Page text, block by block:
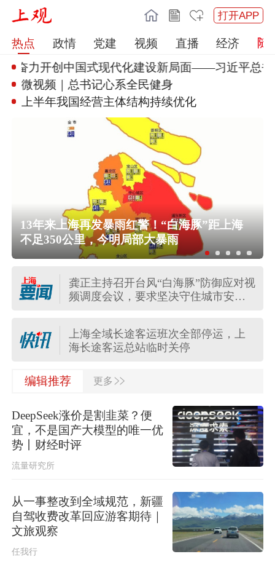
打开APP
热点 政情 党建 视频 直播
经济
力开创中国式现代化建设新局面——习近平总书记
微视频｜总书记心系全民健身
上半年我国经营主体结构持续优化
13年来上海再发暴雨红警！“白海豚”距上海
不足350公里，今明局部大暴雨
龚正主持召开台风“白海豚”防御应对视
频调度会议，要求坚决守住城市安全
上海更新中心城区暴雨黄色预警信号
为暴雨橙色预警信号
上海全域长途客运班次全部停运，上
海长途客运总站临时关停
受台风“白海豚”影响，上海地铁5号
13年来上海再发暴雨红警！“白海豚”距
上海不足350公里，今明局部大暴雨
中央气象台升级发布台风红色预警
上海更新中心城区暴雨黄色预警信号
编辑推荐 更多 >>
DeepSeek涨价是割韭菜？便
宜，不是国产大模型的唯一优
势丨财经时评
流量研究所
从一事整改到全域规范，新疆
自驾收费改革回应游客期待｜
文旅观察
任我行